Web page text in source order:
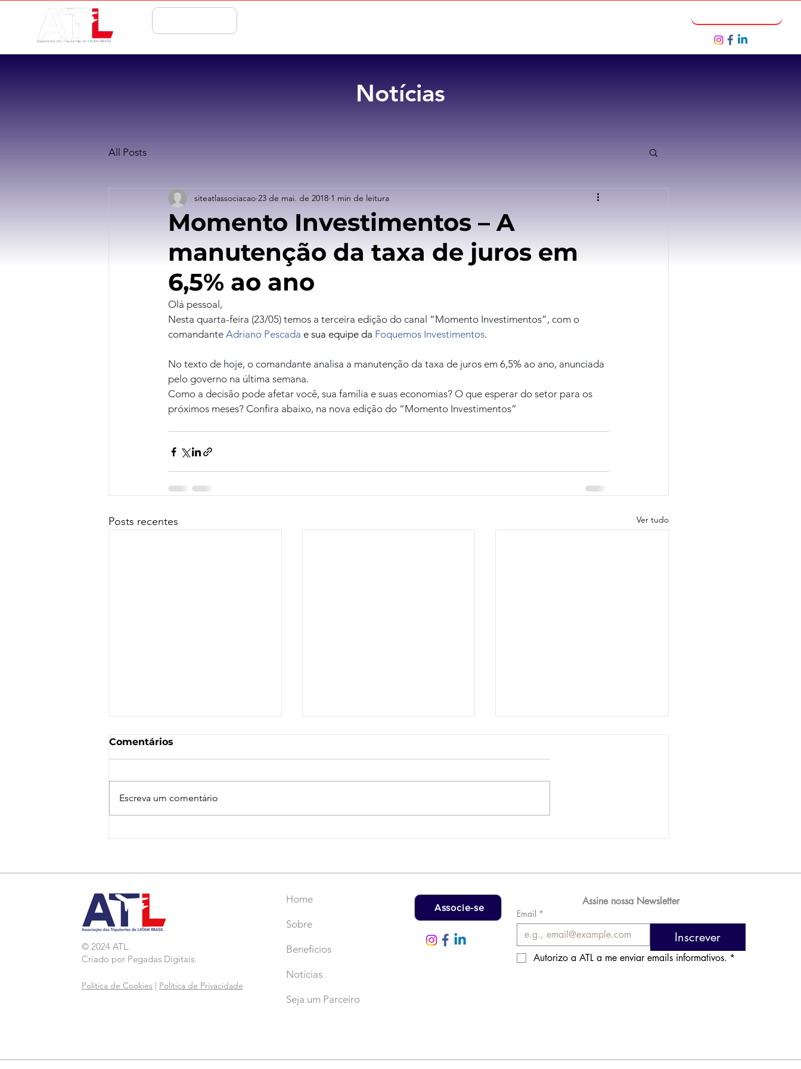
Notícias
All Posts
Momento Investimentos – A
manutenção da taxa de juros em
6,5% ao ano
siteatlassociacao 23 de mai. de 2018 1 min de leitura
Olá pessoal,
Nesta quarta-feira (23/05) temos a terceira edição do canal “Momento Investimentos”, com o
comandante Adriano Pescada e sua equipe da Foquemos Investimentos.
No texto de hoje, o comandante analisa a manutenção da taxa de juros em 6,5% ao ano, anunciada
pelo governo na última semana.
Como a decisão pode afetar você, sua família e suas economias? O que esperar do setor para os
próximos meses? Confira abaixo, na nova edição do “Momento Investimentos”
Posts recentes Ver tudo
Comentários
Escreva um comentário
© 2024 ATL.
Criado por Pegadas Digitais.
Política de Cookies Política de Privacidade
Home
Sobre
Benefícios
Notícias
Seja um Parceiro
Associe-se
Assine nossa Newsletter
Email *
Inscrever
Autorizo a ATL a me enviar emails informativos. *